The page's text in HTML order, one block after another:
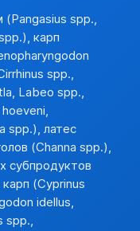
(Pangasius spp.,
карп
spp.,
Labeo spp.,
spp.), латес
(Channa spp.),
субпродуктов
(Cyprinus
idellus,
spp.,